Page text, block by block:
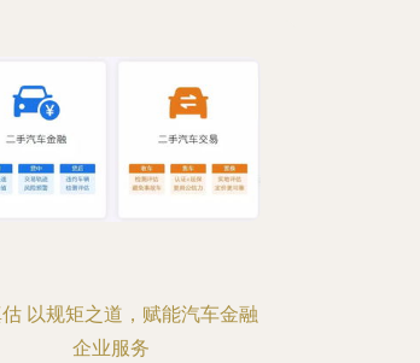
以规矩之道，赋能汽车金融
企业服务